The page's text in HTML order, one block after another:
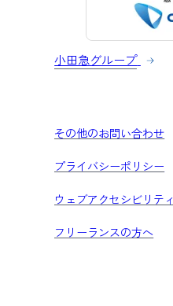
小田急グループ
その他のお問い合わせ
プライバシーポリシー
ウェブアクセシビリティ
フリーランスの方へ